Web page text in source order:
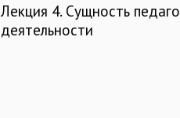
Лекция 4. Сущность
деятельности